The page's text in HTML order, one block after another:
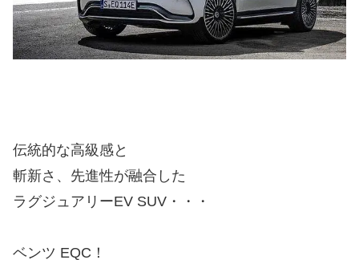
伝統的な高級感と
斬新さ、先進性が融合した
ラグジュアリーEV SUV・・・
ベンツ EQC！